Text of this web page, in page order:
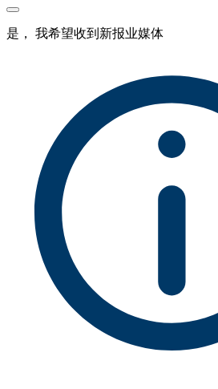
是， 我希望收到新报业媒体